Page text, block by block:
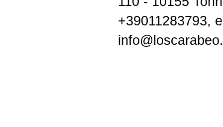
+39011283793,